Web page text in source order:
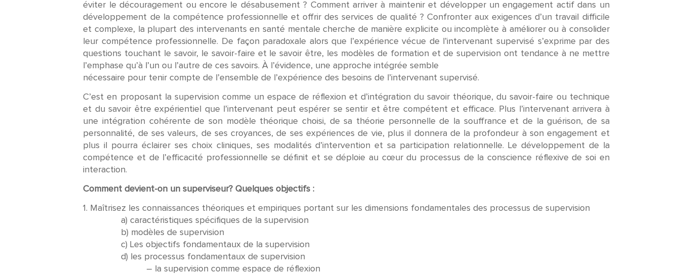
éviter le découragement ou encore le désabusement ? Comment arriver à maintenir et développer un engagement actif dans un
développement de la compétence professionnelle et offrir des services de qualité ? Confronter aux exigences d’un travail difficile
et complexe, la plupart des intervenants en santé mentale cherche de manière explicite ou incomplète à améliorer ou à consolider
leur compétence professionnelle. De façon paradoxale alors que l’expérience vécue de l’intervenant supervisé s’exprime par des
questions touchant le savoir, le savoir-faire et le savoir être, les modèles de formation et de supervision ont tendance à ne mettre
l’emphase qu’à l’un ou l’autre de ces savoirs. À l’évidence, une approche intégrée semble
nécessaire pour tenir compte de l’ensemble de l’expérience des besoins de l’intervenant supervisé.
C’est en proposant la supervision comme un espace de réflexion et d’intégration du savoir théorique, du savoir-faire ou technique
et du savoir être expérientiel que l’intervenant peut espérer se sentir et être compétent et efficace. Plus l’intervenantarrivera à
une intégration cohérente de son modèle théorique choisi, de sa théorie personnelle de la souffrance et de la guérison, de sa
personnalité, de ses valeurs, de ses croyances, de ses expériences de vie, plus il donnera de la profondeur à son engagement et
plus il pourra éclairer ses choix cliniques, ses modalités d’intervention et sa participation relationnelle. Le développement de la
compétence et de l’efficacité professionnelle se définit et se déploie au cœur du processus de la conscience réflexive de soi en
interaction.
Comment devient-on un superviseur? Quelques objectifs :
1. Maîtrisez les connaissances théoriques et empiriques portant sur les dimensions fondamentales des processus de supervision
a) caractéristiques spécifiques de la supervision
b) modèles de supervision
c) Les objectifs fondamentaux de la supervision
d) les processus fondamentaux de supervision
– la supervision comme espace de réflexion